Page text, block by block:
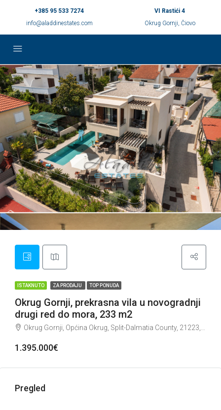
+385 95 533 7274
info@aladdinestates.com
VI Rastići 4
Okrug Gornji, Čiovo
ISTAKNUTO ZA PRODAJU TOP PONUDA
Okrug Gornji, prekrasna vila u novogradnji
drugi red do mora, 233 m2
Okrug Gornji, Općina Okrug, Split-Dalmatia County, 21223, Croatia
1.395.000€
Pregled